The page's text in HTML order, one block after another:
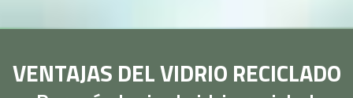
VENTAJAS DEL VIDRIO RECICLADO
¿Porqué elegir el vidrio reciclado